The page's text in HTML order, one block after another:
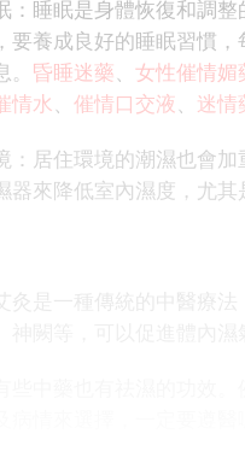
睡眠是身體恢復和調整
要養成良好的睡眠習慣
昏睡迷藥、 女性催情媚
情水、 催情口交液、 迷情
居住環境的潮濕也會加
器來降低室內濕度，尤